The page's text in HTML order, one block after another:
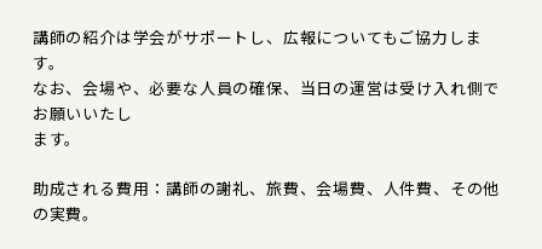
講師の紹介は学会がサポートし、広報についてもご協力しま
す。
なお、会場や、必要な人員の確保、当日の運営は受け入れ側で
お願いいたし
ます。
助成される費用：講師の謝礼、旅費、会場費、人件費、その他
の実費。